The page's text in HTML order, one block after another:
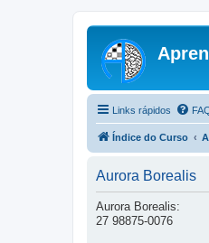
Links rápidos
Índice do Curso
Aurora Borealis
Aurora Borealis:
27 98875-0076